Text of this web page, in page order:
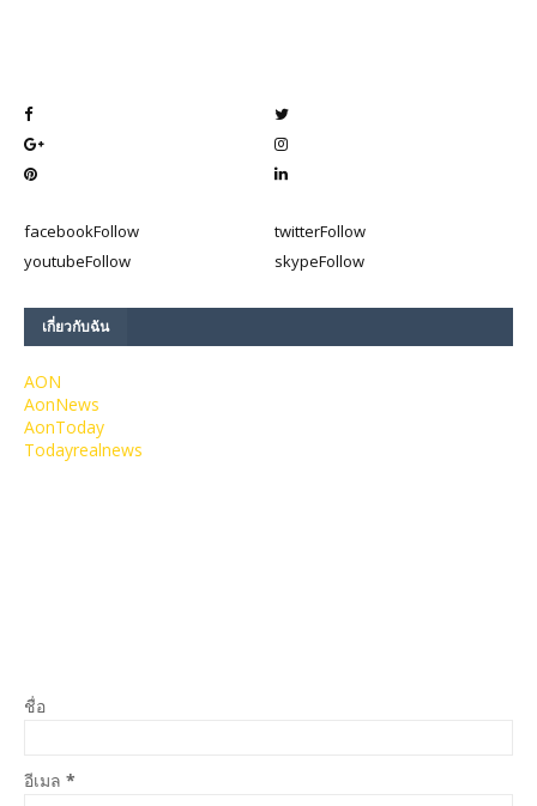
facebookFollow twitterFollow
youtubeFollow skypeFollow
เกี่ยวกับฉัน
AON
AonNews
AonToday
Todayrealnews
ชื่อ
อีเมล *